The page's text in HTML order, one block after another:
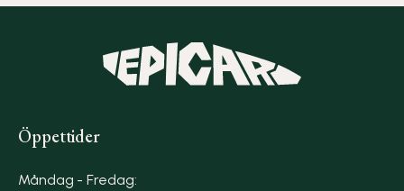
Öppettider
Måndag - Fredag: